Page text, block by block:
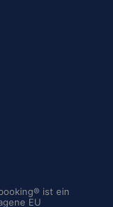
ist ein
EU